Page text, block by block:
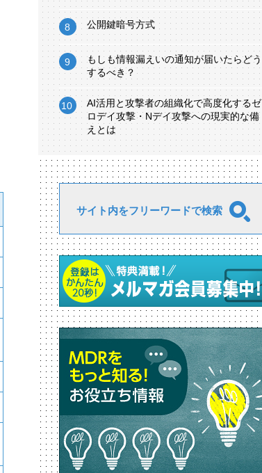
公開鍵暗号方式
もしも情報漏えいの通知が届いたらどう
するべき？
AI活用と攻撃者の組織化で高度化するゼ
ロデイ攻撃・Nデイ攻撃への現実的な備
えとは
サイト内をフリーワードで検索